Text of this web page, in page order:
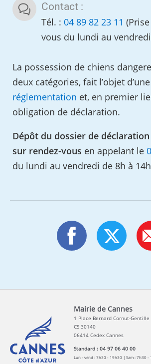
Contact :
Tél. : 04 89 82 23 11
vous du lundi au
La possession de chiens
deux catégories, fait l’objet d’une
réglementation et, en premier
obligation de déclaration.
Dépôt du dossier de
sur rendez-vous en appelant le
du lundi au vendredi de 8h à
Mairie de Cannes
1 Place Bernard Cornut-Gentille
CS 30140
06414 Cedex Cannes
Standard : 04 97 06 40 00
Lun - vend : 7h30 - 19h30 | Sam : 7h30 -